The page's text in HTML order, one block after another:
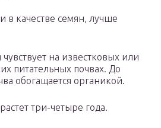
в качестве семян, лучше
на известковых или
питательных почвах. До
обогащается органикой.
три-четыре года.